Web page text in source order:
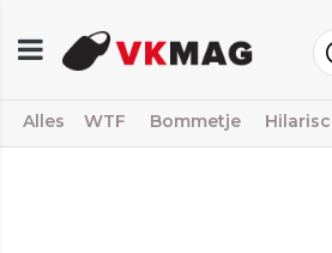
Alles WTF Bommetje